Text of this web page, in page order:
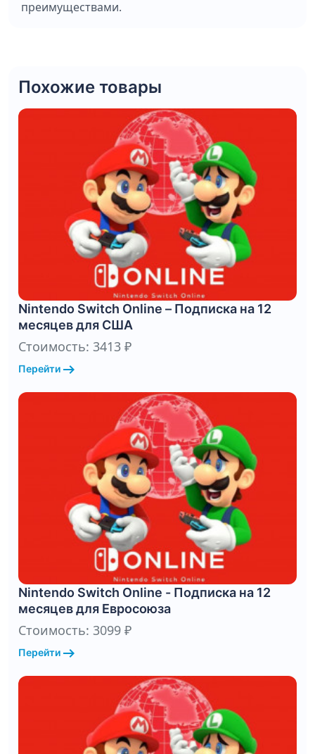
преимуществами.
Похожие товары
Nintendo Switch Online – Подписка на 12
месяцев для США
Стоимость: 3413 ₽
Перейти arrow_right_alt
Nintendo Switch Online - Подписка на 12
месяцев для Евросоюза
Стоимость: 3099 ₽
Перейти arrow_right_alt